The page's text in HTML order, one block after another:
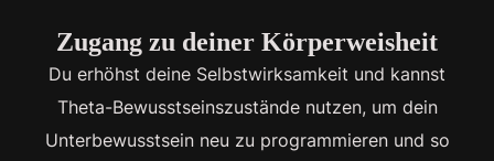
Zugang zu deiner Körperweisheit
Du erhöhst deine Selbstwirksamkeit und kannst
Theta-Bewusstseinszustände nutzen, um dein
Unterbewusstsein neu zu programmieren und so